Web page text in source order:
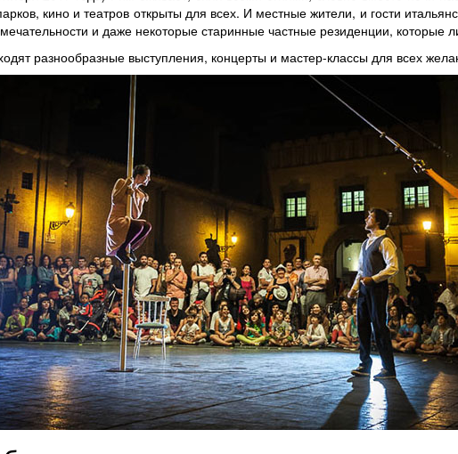
кино и театров открыты для всех. И местные жители, и гости
и даже некоторые старинные частные резиденции, которые
разнообразные выступления, концерты и мастер-классы для всех